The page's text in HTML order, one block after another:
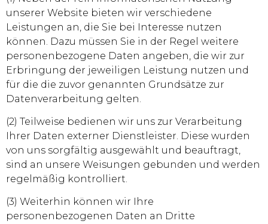
unserer Website bieten wir verschiedene
Leistungen an, die Sie bei Interesse nutzen
können. Dazu müssen Sie in der Regel weitere
personenbezogene Daten angeben, die wir zur
Erbringung der jeweiligen Leistung nutzen und
für die die zuvor genannten Grundsätze zur
Datenverarbeitung gelten.
(2) Teilweise bedienen wir uns zur Verarbeitung
Ihrer Daten externer Dienstleister. Diese wurden
von uns sorgfältig ausgewählt und beauftragt,
sind an unsere Weisungen gebunden und werden
regelmäßig kontrolliert.
(3) Weiterhin können wir Ihre
personenbezogenen Daten an Dritte